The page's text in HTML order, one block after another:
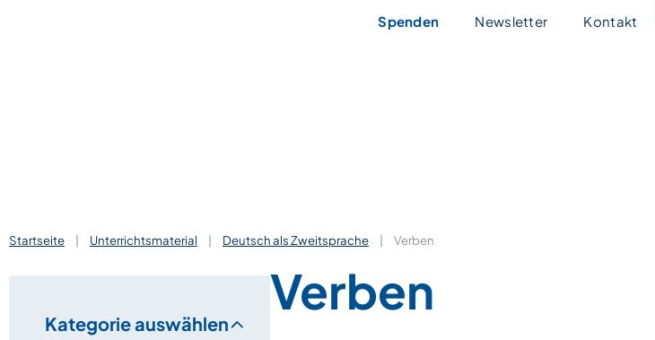
Spenden Newsletter Kontakt
Startseite | Unterrichtsmaterial | Deutsch als Zweitsprache | Verben
Kategorie auswählen
Verben